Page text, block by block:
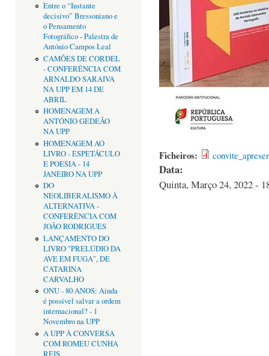
Entre o “Instante
decisivo” Bressoniano e
o Pensamento
Fotográfico - Palestra de
António Campos Leal
CAMÕES DE CORDEL
- CONFERÊNCIA COM
ARNALDO SARAIVA
NA UPP EM 14 DE
ABRIL
HOMENAGEM A
ANTÓNIO GEDEÃO
NA UPP
HOMENAGEM AO
LIVRO - ESPETÁCULO
E POESIA - 14
JANEIRO NA UPP
DO
NEOLIBERALISMO À
ALTERNATIVA -
CONFERÊNCIA COM
JOÃO RODRIGUES
LANÇAMENTO DO
LIVRO "PRELÚDIO DA
AVE EM FUGA", DE
CATARINA
CARVALHO
ONU - 80 ANOS: Ainda
é possível salvar a ordem
internacional? - 1
Novembro na UPP
A UPP À CONVERSA
COM ROMEU CUNHA
REIS
Ficheiros:
Data:
Quinta, Março 24, 2022 -